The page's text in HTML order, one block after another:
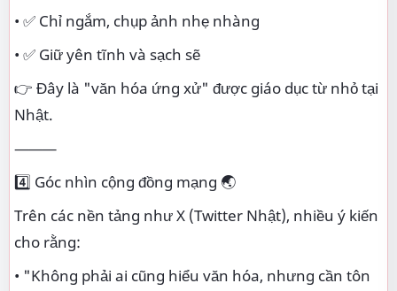
• ✅ Chỉ ngắm, chụp ảnh nhẹ nhàng
• ✅ Giữ yên tĩnh và sạch sẽ
👉 Đây là "văn hóa ứng xử" được giáo dục từ nhỏ tại
Nhật.
⸻
4️⃣ Góc nhìn cộng đồng mạng 🌏
Trên các nền tảng như X (Twitter Nhật), nhiều ý kiến
cho rằng:
• "Không phải ai cũng hiểu văn hóa, nhưng cần tôn